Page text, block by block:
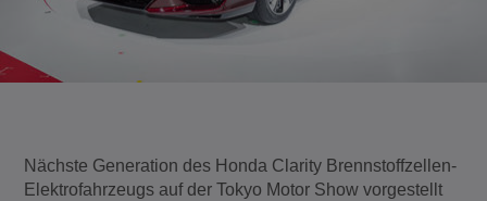
Nächste Generation des Honda Clarity Brennstoffzellen-
Elektrofahrzeugs auf der Tokyo Motor Show vorgestellt